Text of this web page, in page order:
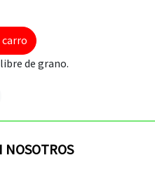
de grano.
NOSOTROS